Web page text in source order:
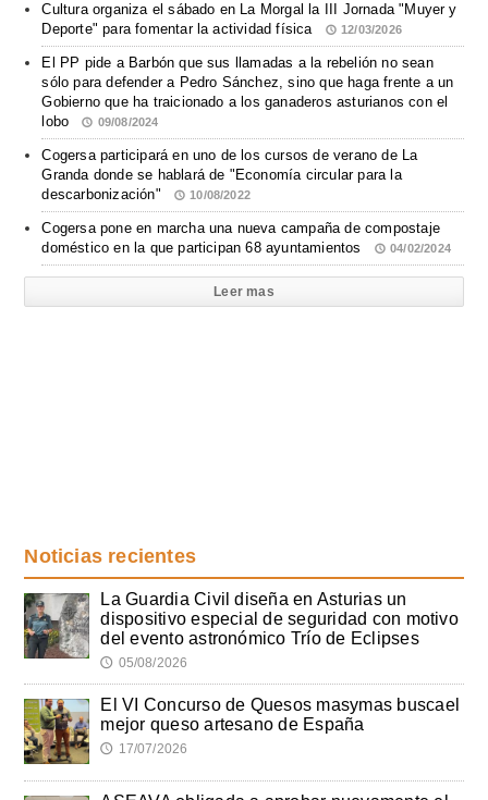
Cultura organiza el sábado en La Morgal la III Jornada "Muyer y
Deporte" para fomentar la actividad física
12/03/2026
El PP pide a Barbón que sus llamadas a la rebelión no sean
sólo para defender a Pedro Sánchez, sino que haga frente a un
Gobierno que ha traicionado a los ganaderos asturianos con el
lobo
09/08/2024
Cogersa participará en uno de los cursos de verano de La
Granda donde se hablará de "Economía circular para la
descarbonización"
10/08/2022
Cogersa pone en marcha una nueva campaña de compostaje
doméstico en la que participan 68 ayuntamientos
04/02/2024
Leer mas
Noticias recientes
La Guardia Civil diseña en Asturias un
dispositivo especial de seguridad con motivo
del evento astronómico Trío de Eclipses
🕔 05/08/2026
El VI Concurso de Quesos masymas buscael
mejor queso artesano de España
🕔 17/07/2026